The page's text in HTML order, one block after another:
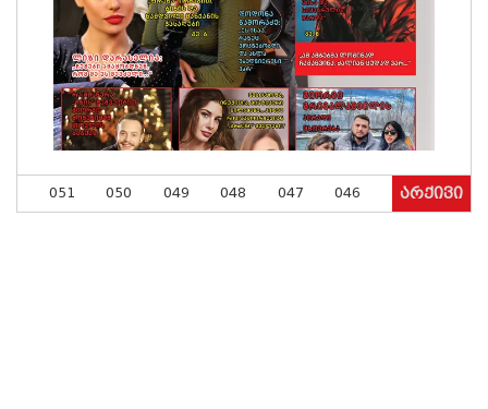
051 050 049 048 047 046 არქივი